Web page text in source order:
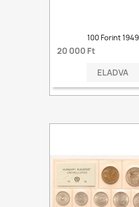
100 Forint 1949
20 000 Ft
ELADVA